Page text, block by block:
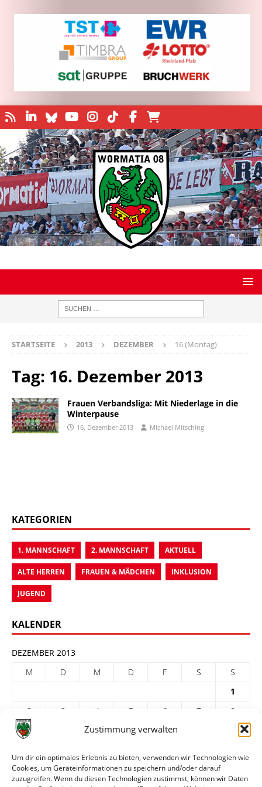
Zustimmung verwalten
Um dir ein optimales Erlebnis zu bieten, verwenden wir Technologien wie
Cookies, um Geräteinformationen zu speichern und/oder darauf
zuzugreifen. Wenn du diesen Technologien zustimmst, können wir Daten
STARTSEITE 2013 DEZEMBER 16 (Montag)
Tag: 16. Dezember 2013
Frauen Verbandsliga: Mit Niederlage in die
Winterpause
16. Dezember 2013 Michael Mitsching
KATEGORIEN
1. MANNSCHAFT 2. MANNSCHAFT AKTUELL
ALTE HERREN FRAUEN & MÄDCHEN INKLUSION
JUGEND
KALENDER
DEZEMBER 2013
M
D M D F S
S
1
2
3 4 5 6 7
8
9
11 12 13
23
24 25 26 27 28